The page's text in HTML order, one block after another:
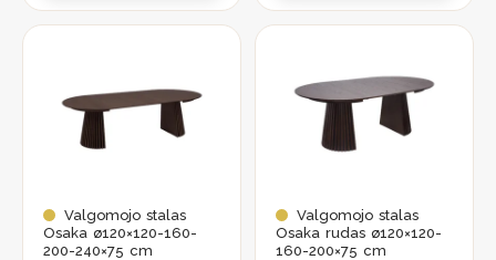
Valgomojo stalas
Osaka ø120×120-160-
200-240×75 cm
Valgomojo stalas
Osaka rudas ø120×120-
160-200×75 cm